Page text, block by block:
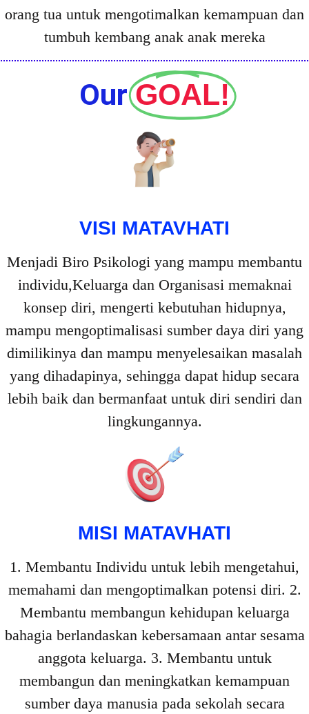
orang tua untuk mengotimalkan kemampuan dan
tumbuh kembang anak anak mereka
Our GOAL!
VISI MATAVHATI
Menjadi Biro Psikologi yang mampu membantu
individu,Keluarga dan Organisasi memaknai
konsep diri, mengerti kebutuhan hidupnya,
mampu mengoptimalisasi sumber daya diri yang
dimilikinya dan mampu menyelesaikan masalah
yang dihadapinya, sehingga dapat hidup secara
lebih baik dan bermanfaat untuk diri sendiri dan
lingkungannya.
MISI MATAVHATI
1. Membantu Individu untuk lebih mengetahui,
memahami dan mengoptimalkan potensi diri. 2.
Membantu membangun kehidupan keluarga
bahagia berlandaskan kebersamaan antar sesama
anggota keluarga. 3. Membantu untuk
membangun dan meningkatkan kemampuan
sumber daya manusia pada sekolah secara